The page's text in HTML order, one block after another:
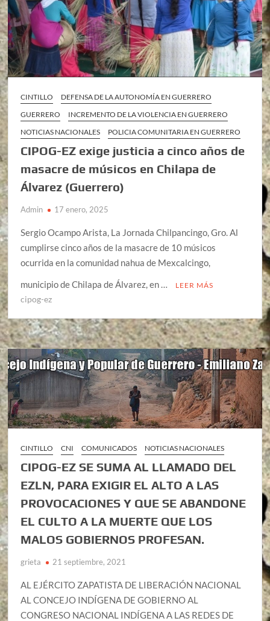
CINTILLO
DEFENSA DE LA AUTONOMÍA EN GUERRERO
GUERRERO
INCREMENTO DE LA VIOLENCIA EN GUERRERO
NOTICIAS NACIONALES
POLICIA COMUNITARIA EN GUERRERO
CIPOG-EZ exige justicia a cinco años de
masacre de músicos en Chilapa de
Álvarez (Guerrero)
Admin 17 enero, 2025
Sergio Ocampo Arista, La Jornada Chilpancingo, Gro. Al
cumplirse cinco años de la masacre de 10 músicos
ocurrida en la comunidad nahua de Mexcalcingo,
municipio de Chilapa de Álvarez, en …
LEER MÁS
cipog-ez
CINTILLO CNI COMUNICADOS NOTICIAS NACIONALES
CIPOG-EZ SE SUMA AL LLAMADO DEL
EZLN, PARA EXIGIR EL ALTO A LAS
PROVOCACIONES Y QUE SE ABANDONE
EL CULTO A LA MUERTE QUE LOS
MALOS GOBIERNOS PROFESAN.
grieta 21 septiembre, 2021
AL EJÉRCITO ZAPATISTA DE LIBERACIÓN NACIONAL
AL CONCEJO INDÍGENA DE GOBIERNO AL
CONGRESO NACIONAL INDÍGENA A LAS REDES DE